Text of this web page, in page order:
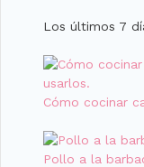
Los últimos 7
Cómo cocinar
Pollo a la